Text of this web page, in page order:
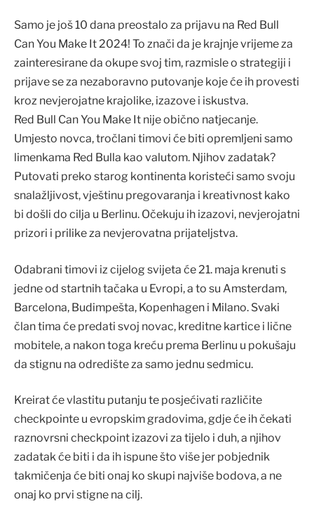
Samo je još 10 dana preostalo za prijavu na Red Bull
Can You Make It 2024! To znači da je krajnje vrijeme za
zainteresirane da okupe svoj tim, razmisle o strategiji i
prijave se za nezaboravno putovanje koje će ih provesti
kroz nevjerojatne krajolike, izazove i iskustva.
Red Bull Can You Make It nije obično natjecanje.
Umjesto novca, tročlani timovi će biti opremljeni samo
limenkama Red Bulla kao valutom. Njihov zadatak?
Putovati preko starog kontinenta koristeći samo svoju
snalažljivost, vještinu pregovaranja i kreativnost kako
bi došli do cilja u Berlinu. Očekuju ih izazovi, nevjerojatni
prizori i prilike za nevjerovatna prijateljstva.
Odabrani timovi iz cijelog svijeta će 21. maja krenuti s
jedne od startnih tačaka u Evropi, a to su Amsterdam,
Barcelona, Budimpešta, Kopenhagen i Milano. Svaki
član tima će predati svoj novac, kreditne kartice i lične
mobitele, a nakon toga kreću prema Berlinu u pokušaju
da stignu na odredište za samo jednu sedmicu.
Kreirat će vlastitu putanju te posjećivati različite
checkpointe u evropskim gradovima, gdje će ih čekati
raznovrsni checkpoint izazovi za tijelo i duh, a njihov
zadatak će biti i da ih ispune što više jer pobjednik
takmičenja će biti onaj ko skupi najviše bodova, a ne
onaj ko prvi stigne na cilj.